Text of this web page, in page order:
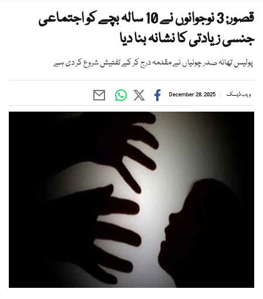
قصور: 3 نوجوانوں نے 10 سالہ بچے کو اجتماعی
جنسی زیادتی کا نشانہ بنا دیا
پولیس تھانہ صدر چونیاں نے مقدمہ درج کر کے تفتیش شروع کر دی ہے
ویب ڈیسک December 28, 2025